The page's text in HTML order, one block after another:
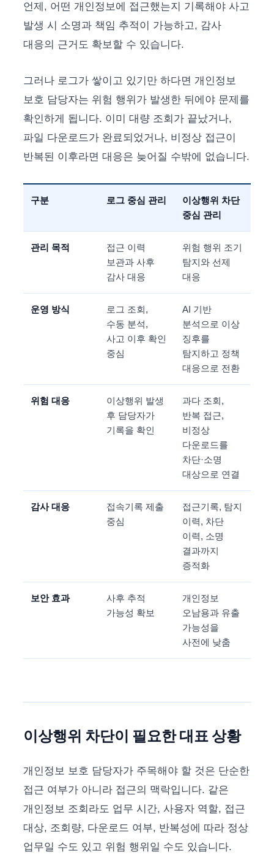
언제, 어떤 개인정보에 접근했는지 기록해야 사고
발생 시 소명과 책임 추적이 가능하고, 감사
대응의 근거도 확보할 수 있습니다.
그러나 로그가 쌓이고 있기만 하다면 개인정보
보호 담당자는 위험 행위가 발생한 뒤에야 문제를
확인하게 됩니다. 이미 대량 조회가 끝났거나,
파일 다운로드가 완료되었거나, 비정상 접근이
반복된 이후라면 대응은 늦어질 수밖에 없습니다.
구분 로그 중심 관리
이상행위 차단
중심 관리
관리 목적
접근 이력
보관과 사후
감사 대응
위험 행위 조기
탐지와 선제
대응
운영 방식
로그 조회,
수동 분석,
사고 이후 확인
중심
AI 기반
분석으로 이상
징후를
탐지하고 정책
대응으로 전환
위험 대응
이상행위 발생
후 담당자가
기록을 확인
과다 조회,
반복 접근,
비정상
다운로드를
차단·소명
대상으로 연결
감사 대응
접속기록 제출
중심
접근기록, 탐지
이력, 차단
이력, 소명
결과까지
증적화
보안 효과
사후 추적
가능성 확보
개인정보
오남용과 유출
가능성을
사전에 낮춤
이상행위 차단이 필요한 대표 상황
개인정보 보호 담당자가 주목해야 할 것은 단순한
접근 여부가 아니라 접근의 맥락입니다. 같은
개인정보 조회라도 업무 시간, 사용자 역할, 접근
대상, 조회량, 다운로드 여부, 반복성에 따라 정상
업무일 수도 있고 위험 행위일 수도 있습니다.